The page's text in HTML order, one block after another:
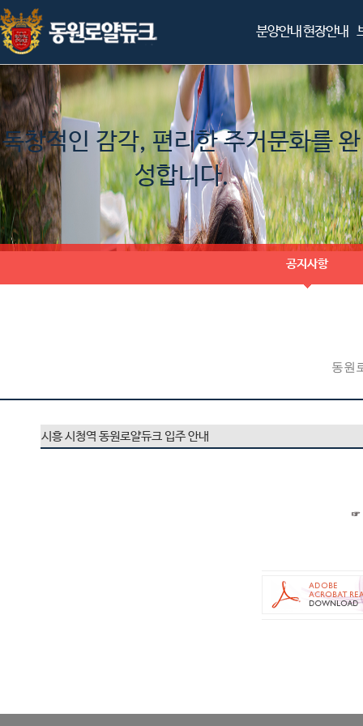
분양안내 현장안내
독창적인 감각, 편리한 주거문화를 완
성합니다.
공지사항
동원
시흥 시청역 동원로얄듀크 입주 안내
☞